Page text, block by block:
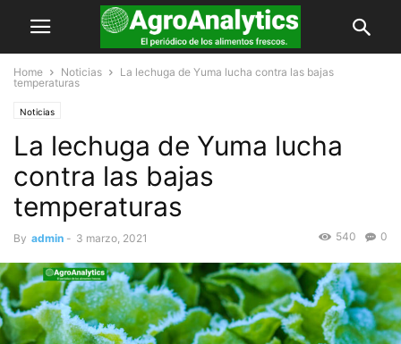
Home Noticias
La lechuga de Yuma lucha contra las bajas
temperaturas
Noticias
La lechuga de Yuma lucha
contra las bajas
temperaturas
By admin - 3 marzo, 2021 0
540